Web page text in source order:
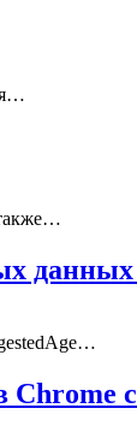
Chrome